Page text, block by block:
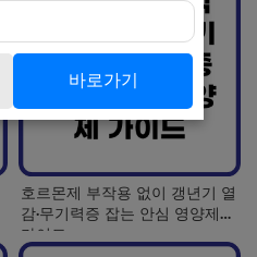
호르몬제 부작용 없이 갱년기 열
감·무기력증 잡는 안심 영양제
가이드
바로가기